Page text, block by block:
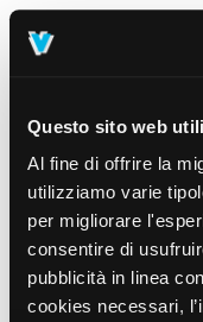
Questo sito web
Al fine di offrire la
utilizziamo varie
per migliorare
consentire di
pubblicità in linea
cookies necessari,